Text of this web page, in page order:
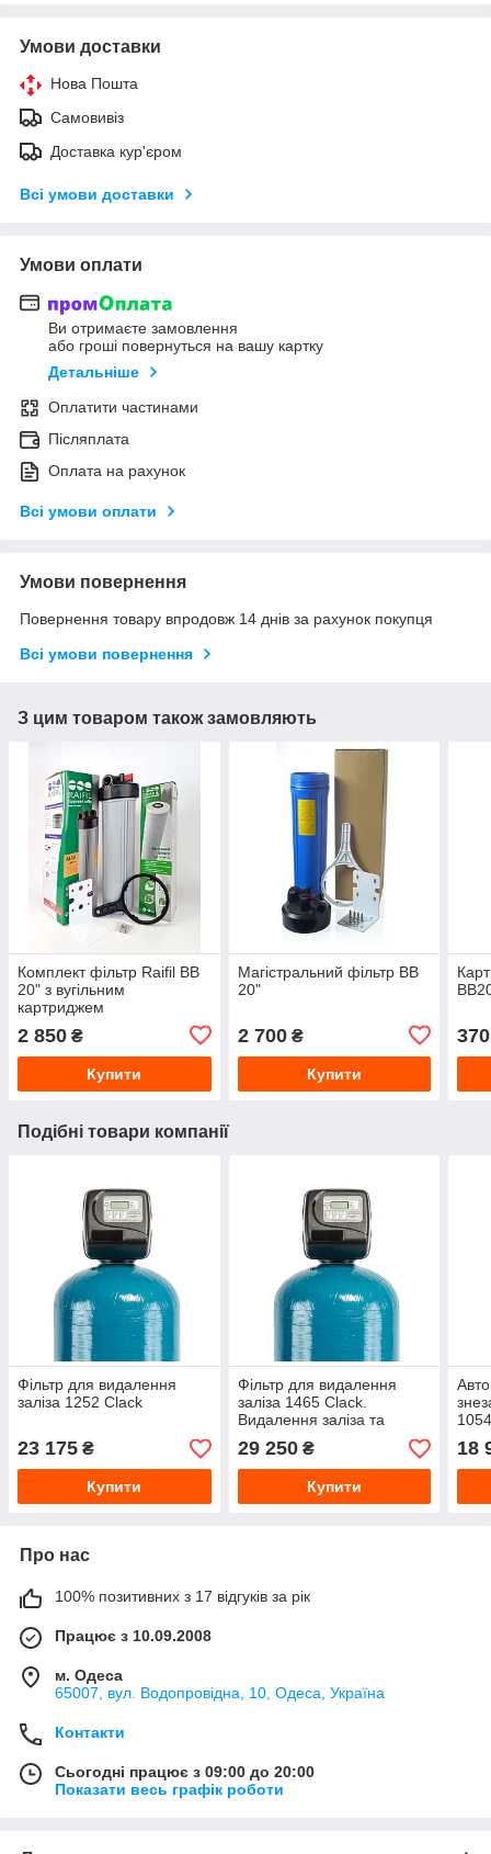
Умови доставки
Нова Пошта
Самовивіз
Доставка кур'єром
Всі умови доставки
Умови оплати
Ви отримаєте замовлення
або гроші повернуться на вашу картку
Детальніше
Оплатити частинами
Післяплата
Оплата на рахунок
Всі умови оплати
Умови повернення
Повернення товару впродовж 14 днів за рахунок покупця
Всі умови повернення
З цим товаром також замовляють
Комплект фільтр Raifil BB
20" з вугільним
картриджем
2 850 ₴
Купити
Магістральний фільтр BB
20"
2 700₴
Купити
370
Подібні товари компанії
Фільтр для видалення
заліза 1252 Clack
23 175 ₴
Купити
Фільтр для видалення
заліза 1465 Clack.
Видалення заліза та
марганцю
29 250₴
Купити
18
Про нас
100% позитивних з 17 відгуків за рік
Працює з 10.09.2008
м. Одеса
65007, вул. Водопровідна, 10, Одеса, Україна
Контакти
Сьогодні працює з 09:00 до 20:00
Показати весь графік роботи